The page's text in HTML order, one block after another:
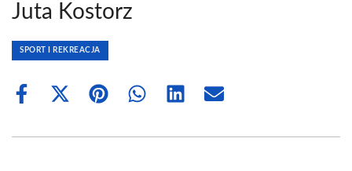
Juta Kostorz
SPORT I REKREACJA
Share
Share
(Twitter)
Share Share Share Share